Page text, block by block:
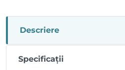
Descriere
Specificații